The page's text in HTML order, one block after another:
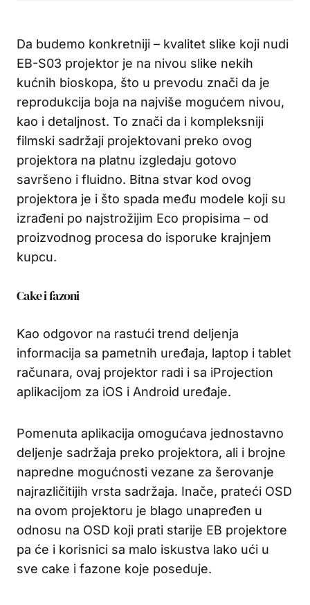
Da budemo konkretniji – kvalitet slike koji nudi
EB-S03 projektor je na nivou slike nekih
kućnih bioskopa, što u prevodu znači da je
reprodukcija boja na najviše mogućem nivou,
kao i detaljnost. To znači da i kompleksniji
filmski sadržaji projektovani preko ovog
projektora na platnu izgledaju gotovo
savršeno i fluidno. Bitna stvar kod ovog
projektora je i što spada među modele koji su
izrađeni po najstrožijim Eco propisima – od
proizvodnog procesa do isporuke krajnjem
kupcu.
Cake i fazoni
Kao odgovor na rastući trend deljenja
informacija sa pametnih uređaja, laptop i tablet
računara, ovaj projektor radi i sa iProjection
aplikacijom za iOS i Android uređaje.
Pomenuta aplikacija omogućava jednostavno
deljenje sadržaja preko projektora, ali i brojne
napredne mogućnosti vezane za šerovanje
najrazličitijih vrsta sadržaja. Inače, prateći OSD
na ovom projektoru je blago unapređen u
odnosu na OSD koji prati starije EB projektore
pa će i korisnici sa malo iskustva lako ući u
sve cake i fazone koje poseduje.